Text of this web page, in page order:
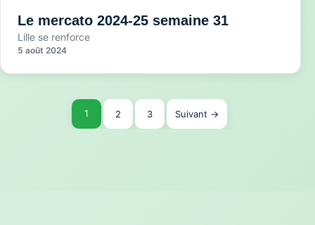
Le mercato 2024-25 semaine 31
Lille se renforce
5 août 2024
1 2 3 Suivant →